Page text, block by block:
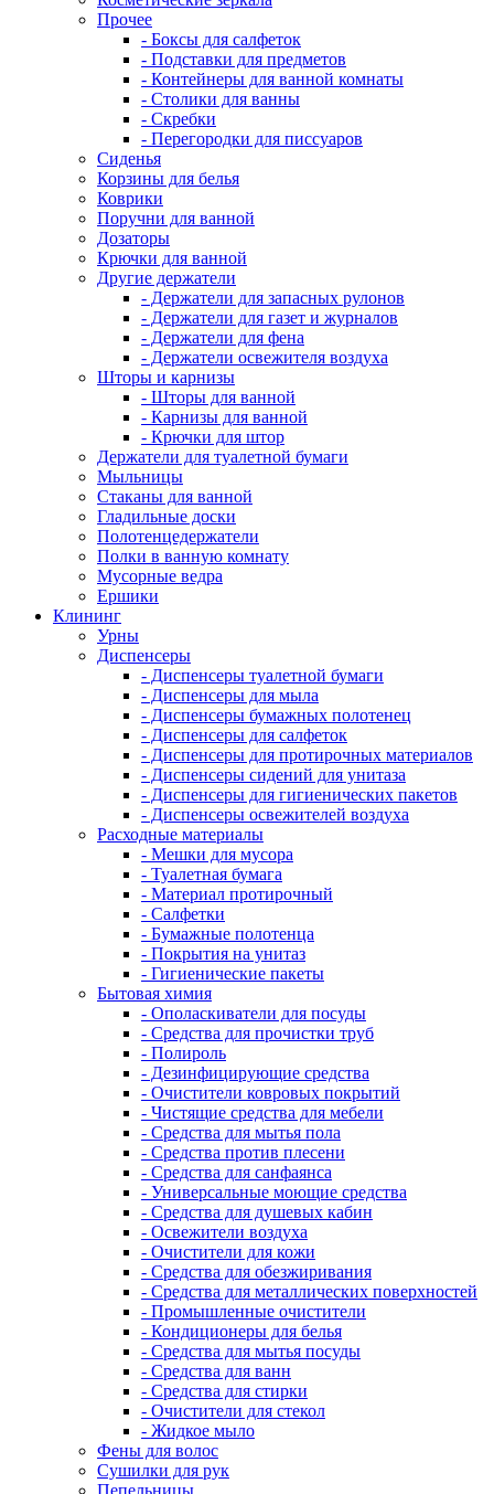
Прочее
- Боксы для салфеток
- Подставки для предметов
- Контейнеры для ванной комнаты
- Столики для ванны
- Скребки
- Перегородки для писсуаров
Сиденья
Корзины для белья
Коврики
Поручни для ванной
Дозаторы
Крючки для ванной
Другие держатели
- Держатели для запасных рулонов
- Держатели для газет и журналов
- Держатели для фена
- Держатели освежителя воздуха
Шторы и карнизы
- Шторы для ванной
- Карнизы для ванной
- Крючки для штор
Держатели для туалетной бумаги
Мыльницы
Стаканы для ванной
Гладильные доски
Полотенцедержатели
Полки в ванную комнату
Мусорные ведра
Ершики
Клининг
Урны
Диспенсеры
- Диспенсеры туалетной бумаги
- Диспенсеры для мыла
- Диспенсеры бумажных полотенец
- Диспенсеры для салфеток
- Диспенсеры для протирочных материалов
- Диспенсеры сидений для унитаза
- Диспенсеры для гигиенических пакетов
- Диспенсеры освежителей воздуха
Расходные материалы
- Мешки для мусора
- Туалетная бумага
- Материал протирочный
- Салфетки
- Бумажные полотенца
- Покрытия на унитаз
- Гигиенические пакеты
Бытовая химия
- Ополаскиватели для посуды
- Средства для прочистки труб
- Полироль
- Дезинфицирующие средства
- Очистители ковровых покрытий
- Чистящие средства для мебели
- Средства для мытья пола
- Средства против плесени
- Средства для санфаянса
- Универсальные моющие средства
- Средства для душевых кабин
- Освежители воздуха
- Очистители для кожи
- Средства для обезжиривания
- Средства для металлических поверхностей
- Промышленные очистители
- Кондиционеры для белья
- Средства для мытья посуды
- Средства для ванн
- Средства для стирки
- Очистители для стекол
- Жидкое мыло
Фены для волос
Сушилки для рук
Пепельницы